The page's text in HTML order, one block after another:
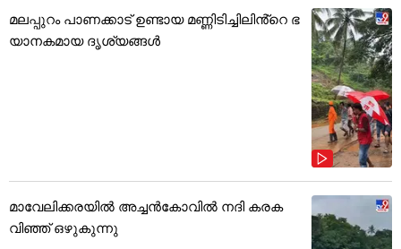
മലപ്പുറം പാണക്കാട് ഉണ്ടായ മണ്ണിടിച്ചിലിൻ്റെ ഭ
യാനകമായ ദൃശ്യങ്ങൾ
മാവേലിക്കരയിൽ അച്ചൻകോവിൽ നദി കരക
വിഞ്ഞ് ഒഴുകുന്നു